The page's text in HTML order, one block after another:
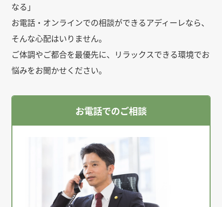
なる」
お電話・オンラインでの相談ができるアディーレなら、
そんな心配はいりません。
ご体調やご都合を最優先に、リラックスできる環境でお
悩みをお聞かせください。
お電話でのご相談